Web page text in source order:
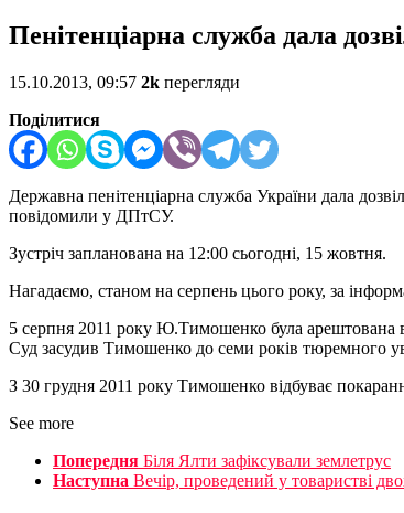
Пенітенціарна служба дала
15.10.2013, 09:57 2k перегляди
Поділитися
Державна пенітенціарна служба України дала
повідомили у ДПтСУ.
Зустріч запланована на 12:00 сьогодні, 15 жовтня.
Нагадаємо, станом на серпень цього року, за
5 серпня 2011 року Ю.Тимошенко була арештована
Cуд засудив Тимошенко до семи років тюремного
З 30 грудня 2011 року Тимошенко відбуває
See more
Попередня Біля Ялти зафіксували землетрус
Наступна Вечір, проведений у товаристві